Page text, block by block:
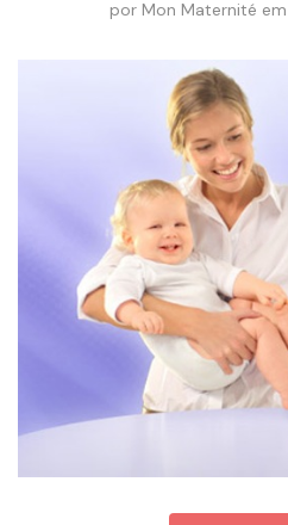
por Mon Maternité em